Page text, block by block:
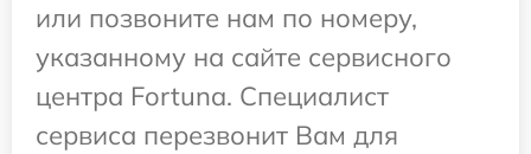
или позвоните нам по номеру,
указанному на сайте сервисного
центра Fortuna. Специалист
сервиса перезвонит Вам для